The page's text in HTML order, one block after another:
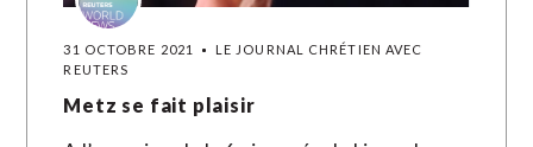
31 OCTOBRE 2021
LE JOURNAL CHRÉTIEN AVEC
REUTERS
Metz se fait plaisir